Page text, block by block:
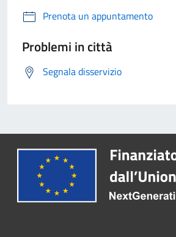
Prenota un appuntamento
Problemi in città
Segnala disservizio